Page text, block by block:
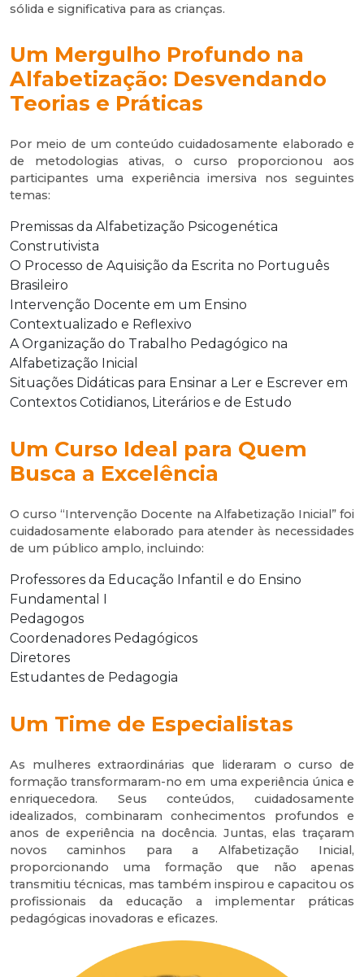
sólida e significativa para as crianças.
Um Mergulho Profundo na
Alfabetização: Desvendando
Teorias e Práticas
Por meio de um conteúdo cuidadosamente elaborado e
de metodologias ativas, o curso proporcionou aos
participantes uma experiência imersiva nos seguintes
temas:
Premissas da Alfabetização Psicogenética
Construtivista
O Processo de Aquisição da Escrita no Português
Brasileiro
Intervenção Docente em um Ensino
Contextualizado e Reflexivo
A Organização do Trabalho Pedagógico na
Alfabetização Inicial
Situações Didáticas para Ensinar a Ler e Escrever em
Contextos Cotidianos, Literários e de Estudo
Um Curso Ideal para Quem
Busca a Excelência
O curso “Intervenção Docente na Alfabetização Inicial” foi
cuidadosamente elaborado para atender às necessidades
de um público amplo, incluindo:
Professores da Educação Infantil e do Ensino
Fundamental I
Pedagogos
Coordenadores Pedagógicos
Diretores
Estudantes de Pedagogia
Um Time de Especialistas
As mulheres extraordinárias que lideraram o curso de
formação transformaram-no em uma experiência única e
enriquecedora. Seus conteúdos, cuidadosamente
idealizados, combinaram conhecimentos profundos e
anos de experiência na docência. Juntas, elas traçaram
novos caminhos para a Alfabetização Inicial,
proporcionando uma formação que não apenas
transmitiu técnicas, mas também inspirou e capacitou os
profissionais da educação a implementar práticas
pedagógicas inovadoras e eficazes.